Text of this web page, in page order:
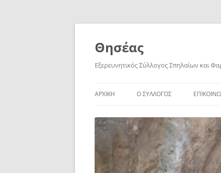
Skip
Θησέας
Εξερευνητικός Σύλλογος Σπηλαίων και
ΑΡΧΙΚΗ Ο ΣΥΛΛΟΓΟΣ